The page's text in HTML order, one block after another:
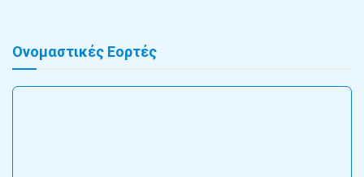
Ονομαστικές Εορτές